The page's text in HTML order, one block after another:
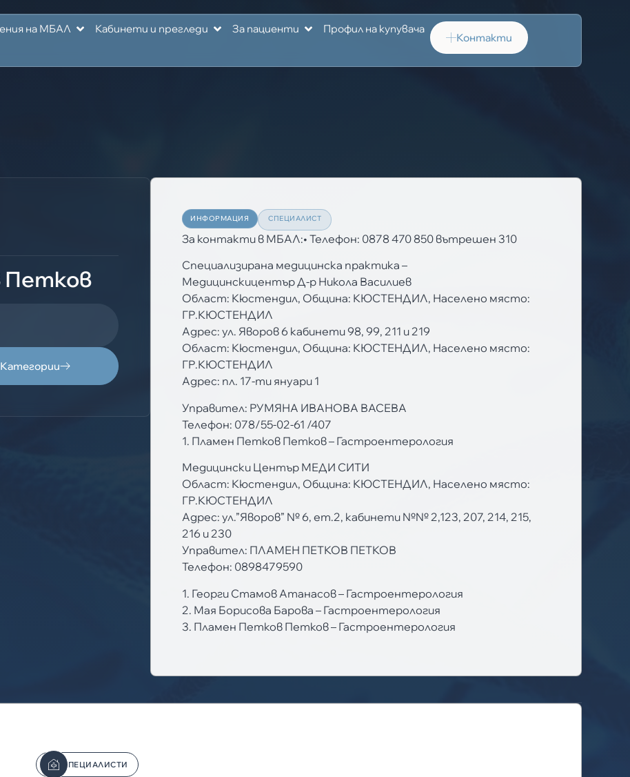
на МБАЛ Кабинети и прегледи За пациенти Профил на купувача
Контакти
СПЕЦИАЛИСТИ
ИНФОРМАЦИЯ СПЕЦИАЛИСТ
За контакти в МБАЛ:• Телефон: 0878 470 850 вътрешен 310
Специализирана медицинска практика –
Медицинскицентър Д-р Никола Василиев
Област: Кюстендил, Община: КЮСТЕНДИЛ, Населено място:
ГР.КЮСТЕНДИЛ
Адрес: ул. Яворов 6 кабинети 98, 99, 211 и 219
Област: Кюстендил, Община: КЮСТЕНДИЛ, Населено място:
ГР.КЮСТЕНДИЛ
Адрес: пл. 17-ти януари 1
Управител: РУМЯНА ИВАНОВА ВАСЕВА
Телефон: 078/55-02-61 /407
1. Пламен Петков Петков – Гастроентерология
Медицински Център МЕДИ СИТИ
Област: Кюстендил, Община: КЮСТЕНДИЛ, Населено място:
ГР.КЮСТЕНДИЛ
Адрес: ул.”Яворов” № 6, ет.2, кабинети №№ 2,123, 207, 214, 215,
216 и 230
Управител: ПЛАМЕН ПЕТКОВ ПЕТКОВ
Телефон: 0898479590
1. Георги Стамов Атанасов – Гастроентерология
2. Мая Борисова Барова – Гастроентерология
3. Пламен Петков Петков – Гастроентерология
Петков
Категории